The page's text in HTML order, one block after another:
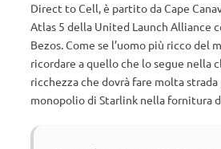
Direct to Cell, è partito da Cape
Atlas 5 della United Launch Alliance
Bezos. Come se l’uomo più ricco del
ricordare a quello che lo segue nella
ricchezza che dovrà fare molta
monopolio di Starlink nella fornitura